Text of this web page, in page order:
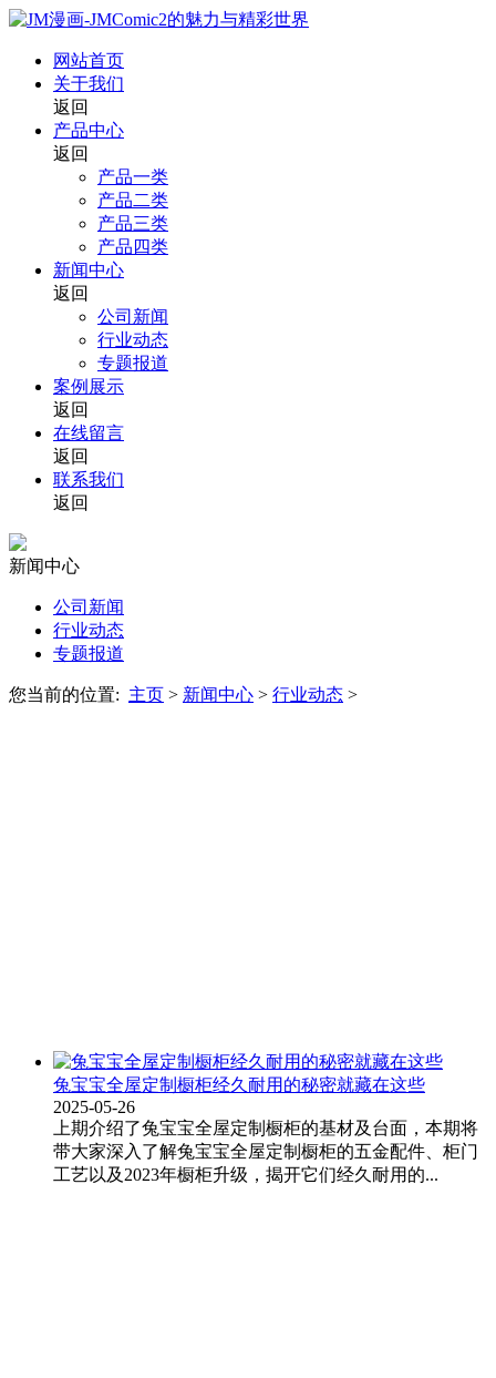
网站首页
关于我们
返回
产品中心
返回
产品一类
产品二类
产品三类
产品四类
新闻中心
返回
公司新闻
行业动态
专题报道
案例展示
返回
在线留言
返回
联系我们
返回
新闻中心
公司新闻
行业动态
专题报道
您当前的位置: 主页 > 新闻中心 > 行业动态 >
兔宝宝全屋定制橱柜经久耐用的秘密就藏在这些
2025-05-26
上期介绍了兔宝宝全屋定制橱柜的基材及台面，本期将
带大家深入了解兔宝宝全屋定制橱柜的五金配件、柜门
工艺以及2023年橱柜升级，揭开它们经久耐用的...